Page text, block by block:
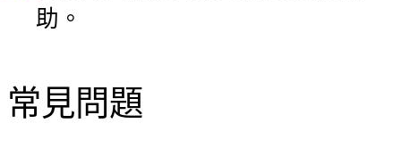
助。
常見問題